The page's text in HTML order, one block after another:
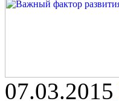
07.03.2015